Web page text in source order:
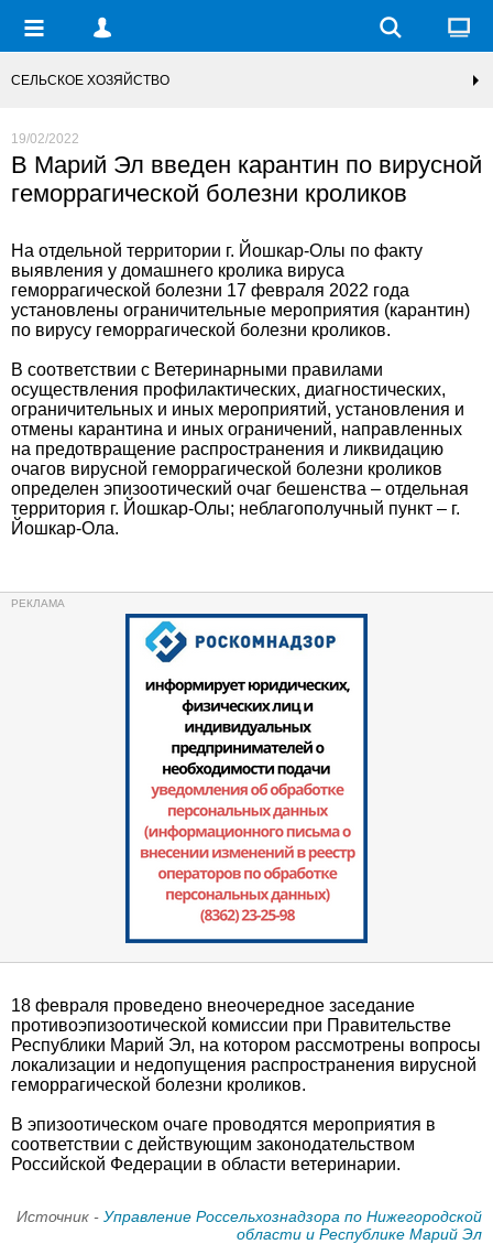
СЕЛЬСКОЕ ХОЗЯЙСТВО
19/02/2022
В Марий Эл введен карантин по вирусной
геморрагической болезни кроликов
На отдельной территории г. Йошкар-Олы по факту
выявления у домашнего кролика вируса
геморрагической болезни 17 февраля 2022 года
установлены ограничительные мероприятия (карантин)
по вирусу геморрагической болезни кроликов.
В соответствии с Ветеринарными правилами
осуществления профилактических, диагностических,
ограничительных и иных мероприятий, установления и
отмены карантина и иных ограничений, направленных
на предотвращение распространения и ликвидацию
очагов вирусной геморрагической болезни кроликов
определен эпизоотический очаг бешенства – отдельная
территория г. Йошкар-Олы; неблагополучный пункт – г.
Йошкар-Ола.
18 февраля проведено внеочередное заседание
противоэпизоотической комиссии при Правительстве
Республики Марий Эл, на котором рассмотрены вопросы
локализации и недопущения распространения вирусной
геморрагической болезни кроликов.
В эпизоотическом очаге проводятся мероприятия в
соответствии с действующим законодательством
Российской Федерации в области ветеринарии.
Источник - Управление Россельхознадзора по Нижегородской
области и Республике Марий Эл